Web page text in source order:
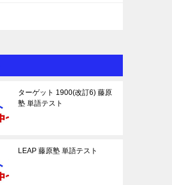
ターゲット 1900(改訂6) 藤原
塾 単語テスト
LEAP 藤原塾 単語テスト